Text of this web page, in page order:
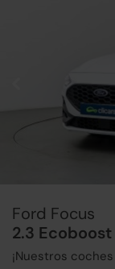
Ford Focus
2.3 Ecoboost
¡Nuestros